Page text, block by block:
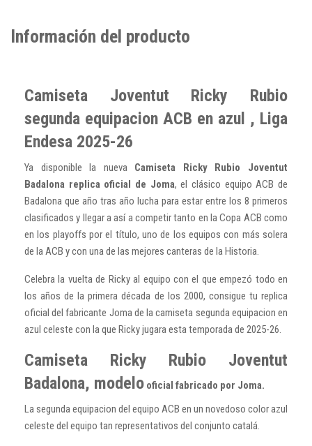
Información del producto
Camiseta Joventut Ricky Rubio
segunda equipacion ACB en azul , Liga
Endesa 2025-26
Ya disponible la nueva Camiseta Ricky Rubio Joventut
Badalona replica oficial de Joma, el clásico equipo ACB de
Badalona que año tras año lucha para estar entre los 8 primeros
clasificados y llegar a así a competir tanto en la Copa ACB como
en los playoffs por el título, uno de los equipos con más solera
de la ACB y con una de las mejores canteras de la Historia.
Celebra la vuelta de Ricky al equipo con el que empezó todo en
los años de la primera década de los 2000, consigue tu replica
oficial del fabricante Joma de la camiseta segunda equipacion en
azul celeste con la que Ricky jugara esta temporada de 2025-26.
Camiseta Ricky Rubio Joventut
Badalona, modelo oficial fabricado por Joma.
La segunda equipacion del equipo ACB en un novedoso color azul
celeste del equipo tan representativos del conjunto catalá.